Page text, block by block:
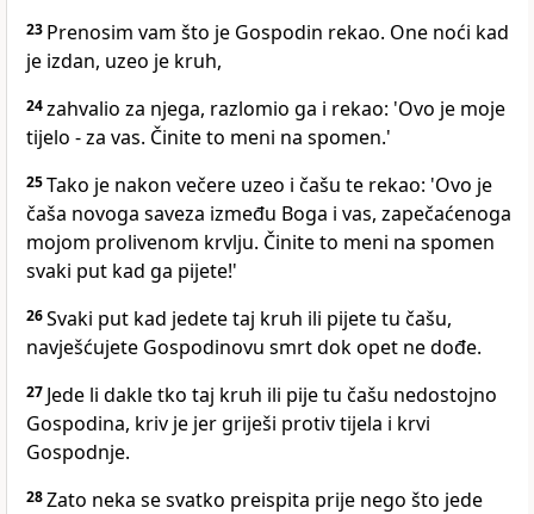
23 Prenosim vam što je Gospodin rekao. One noći kad
je izdan, uzeo je kruh,
24zahvalio za njega, razlomio ga i rekao: 'Ovo je moje
tijelo - za vas. Činite to meni na spomen.'
25Tako je nakon večere uzeo i čašu te rekao: 'Ovo je
čaša novoga saveza između Boga i vas, zapečaćenoga
mojom prolivenom krvlju. Činite to meni na spomen
svaki put kad ga pijete!'
26Svaki put kad jedete taj kruh ili pijete tu čašu,
navješćujete Gospodinovu smrt dok opet ne dođe.
27 Jede li dakle tko taj kruh ili pije tu čašu nedostojno
Gospodina, kriv je jer griješi protiv tijela i krvi
Gospodnje.
28Zato neka se svatko preispita prije nego što jede